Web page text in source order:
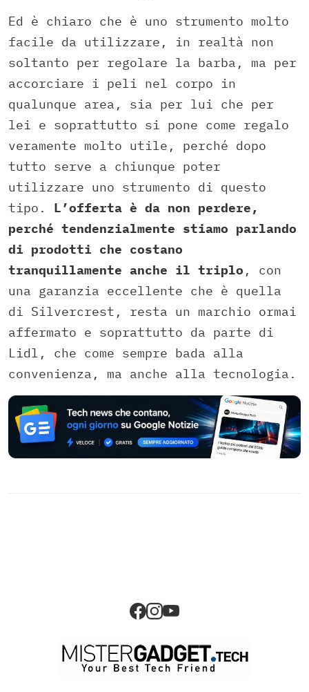
Ed è chiaro che è uno strumento molto
facile da utilizzare, in realtà non
soltanto per regolare la barba, ma per
accorciare i peli nel corpo in
qualunque area, sia per lui che per
lei e soprattutto si pone come regalo
veramente molto utile, perché dopo
tutto serve a chiunque poter
utilizzare uno strumento di questo
tipo. L’offerta è da non perdere,
perché tendenzialmente stiamo parlando
di prodotti che costano
tranquillamente anche il triplo , con
una garanzia eccellente che è quella
di Silvercrest, resta un marchio ormai
affermato e soprattutto da parte di
Lidl, che come sempre bada alla
convenienza, ma anche alla tecnologia.